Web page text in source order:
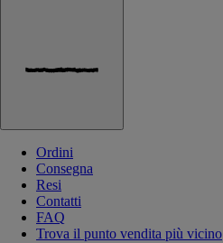
Ordini
Consegna
Resi
Contatti
FAQ
Trova il punto vendita più vicino